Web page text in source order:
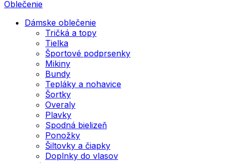
Oblečenie
Dámske oblečenie
Tričká a topy
Tielka
Športové podprsenky
Mikiny
Bundy
Tepláky a nohavice
Šortky
Overaly
Plavky
Spodná bielizeň
Ponožky
Šiltovky a čiapky
Doplnky do vlasov